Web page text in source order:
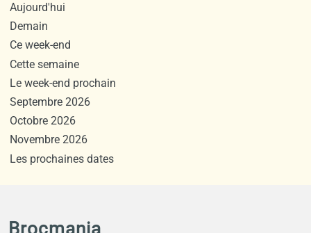
Aujourd'hui
Demain
Ce week-end
Cette semaine
Le week-end prochain
Septembre 2026
Octobre 2026
Novembre 2026
Les prochaines dates